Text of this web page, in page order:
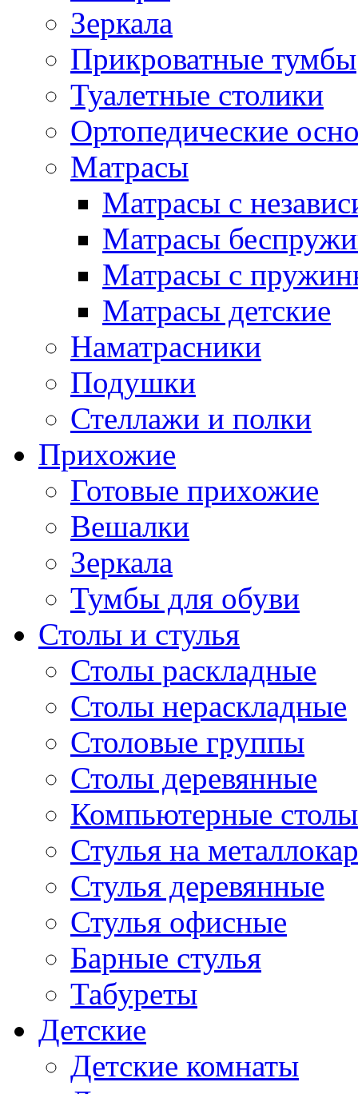
Зеркала
Прикроватные тумбы
Туалетные столики
Ортопедические
Матрасы
Матрасы с
Матрасы
Матрасы с
Матрасы детские
Наматрасники
Подушки
Стеллажи и полки
Прихожие
Готовые прихожие
Вешалки
Зеркала
Тумбы для обуви
Столы и стулья
Столы раскладные
Столы нераскладные
Столовые группы
Столы деревянные
Компьютерные столы
Стулья на
Стулья деревянные
Стулья офисные
Барные стулья
Табуреты
Детские
Детские комнаты